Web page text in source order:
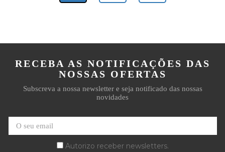
RECEBA AS NOTIFICAÇÕES DAS
NOSSAS OFERTAS
Subscreva a nossa newsletter e seja notificado das nossas
novidades
Autorizo receber newsletters.